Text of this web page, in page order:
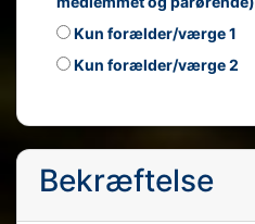
Kun forælder/værge 1
Kun forælder/værge 2
Bekræftelse